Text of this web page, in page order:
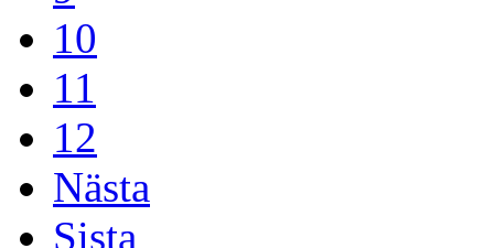
10
11
12
Nästa
Sista